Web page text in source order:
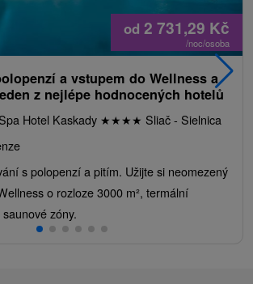
od 2 731,29 Kč
/noc/osoba
a vstupem do Wellness a
z nejlépe hodnocených hotelů
Hotel Kaskady ★★★★ Sliač - Sielnica
s polopenzí a pitím. Užijte si neomezený
o rozloze 3000 m², termální
zóny.